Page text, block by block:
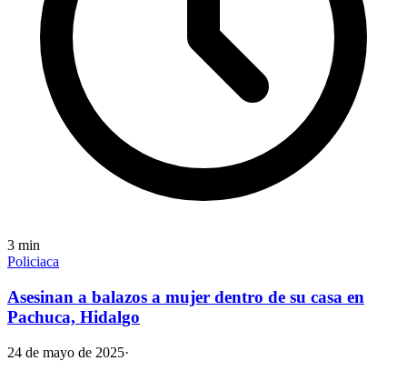
3 min
Policiaca
Asesinan a balazos a mujer dentro de su casa en
Pachuca, Hidalgo
24 de mayo de 2025·